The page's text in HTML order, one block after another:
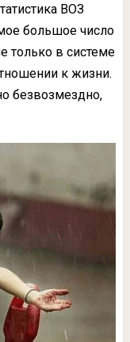
ВОЗ
большое число
только в системе
к жизни.
безвозмездно,